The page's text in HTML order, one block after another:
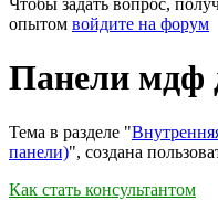
Чтобы задать вопрос,
опытом войдите на форум
Панели мдф
Тема в разделе "
панели)", создана
Как стать консультантом